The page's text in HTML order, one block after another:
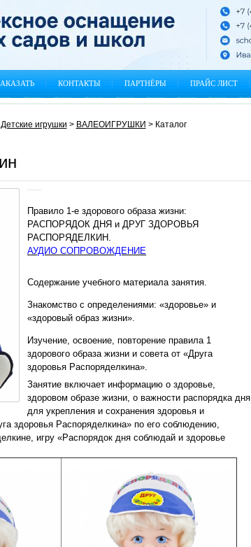
КОНТАКТЫ ПАРТНЁРЫ ПРАЙС ЛИСТ
Детские игрушки > ВАЛЕОИГРУШКИ > Каталог
Правило 1-е здорового образа жизни:
РАСПОРЯДОК ДНЯ и ДРУГ ЗДОРОВЬЯ
РАСПОРЯДЕЛКИН.
АУДИО СОПРОВОЖДЕНИЕ
Содержание учебного материала занятия.
Знакомство с определениями: «здоровье» и
«здоровый образ жизни».
Изучение, освоение, повторение правила 1
здорового образа жизни и совета от «Друга
здоровья Распоряделкина».
Занятие включает информацию о здоровье,
здоровом образе жизни, о важности распорядка дня
для укрепления и сохранения здоровья и
здоровья Распоряделкина» по его соблюдению,
игру «Распорядок дня соблюдай и здоровье